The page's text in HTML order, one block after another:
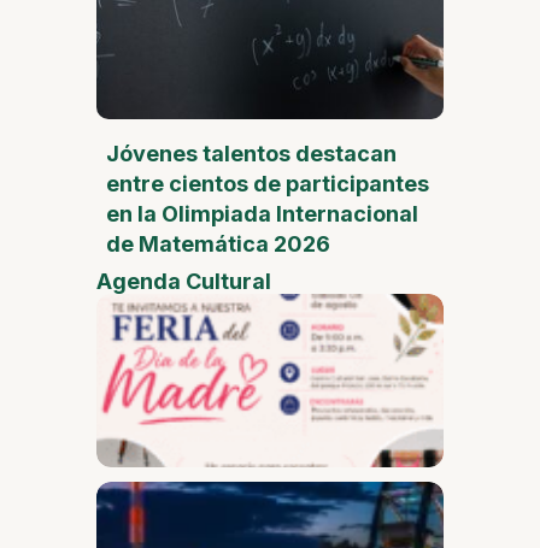
Jóvenes talentos destacan
entre cientos de participantes
en la Olimpiada Internacional
de Matemática 2026
Agenda Cultural